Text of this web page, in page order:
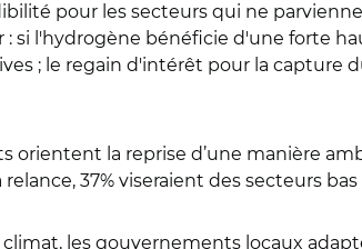
pour les secteurs qui ne
si l'hydrogène bénéficie d'une forte
; le regain d'intérêt pour la capture
orientent la reprise d’une manière
37% viseraient des secteurs
climat, les gouvernements locaux